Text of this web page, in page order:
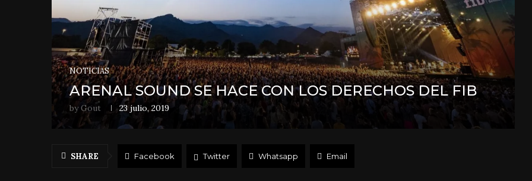
NOTICIAS
ARENAL SOUND SE HACE CON LOS DERECHOS DEL FIB
byGout 23 julio, 2019
SHARE Facebook Twitter Whatsapp Email